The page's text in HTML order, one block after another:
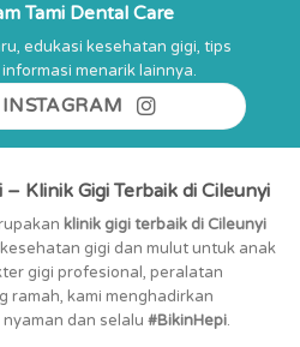
Tami Dental Care
edukasi kesehatan gigi, tips
menarik lainnya.
Klinik Gigi Terbaik di Cileunyi
klinik gigi terbaik di Cileunyi
gigi dan mulut untuk anak
gigi profesional, peralatan
ramah, kami menghadirkan
dan selalu #BikinHepi.